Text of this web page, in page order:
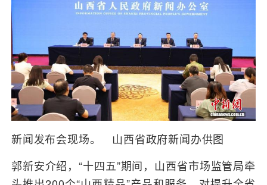
新闻发布会现场。 山西省政府新闻办供图
郭新安介绍，“十四五”期间，山西省市场监管局牵